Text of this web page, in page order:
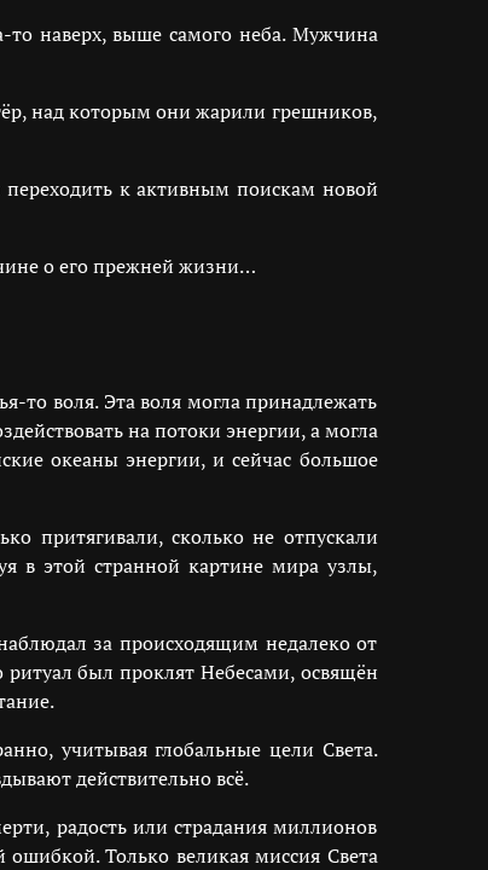
то наверх, выше самого неба. Мужчина
над которым они жарили грешников,
к активным поискам новой
о его прежней жизни…
то воля. Эта воля могла принадлежать
на потоки энергии, а могла
океаны энергии, и сейчас большое
притягивали, сколько не отпускали
в этой странной картине мира узлы,
за происходящим недалеко от
ритуал был проклят Небесами, освящён
учитывая глобальные цели Света.
действительно всё.
радость или страдания миллионов
Только великая миссия Света